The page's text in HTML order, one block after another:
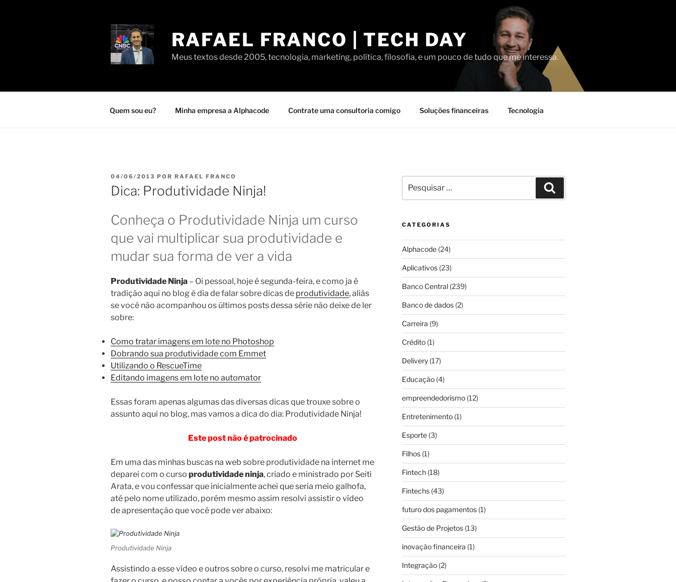
RAFAEL FRANCO | TECH DAY
Meus textos desde 2005, tecnologia, marketing, política, filosofia, e um pouco de tudo que me interessa.
Quem sou eu? Minha empresa a Alphacode Contrate uma consultoria comigo Soluções financeiras Tecnologia
PUBLICADO
EM
04/06/2013 POR RAFAEL FRANCO
Dica: Produtividade Ninja!
Conheça o Produtividade Ninja um curso
que vai multiplicar sua produtividade e
mudar sua forma de ver a vida
Produtividade Ninja – Oi pessoal, hoje é segunda-feira, e como ja é
tradição aqui no blog é dia de falar sobre dicas de produtividade, aliás
se você não acompanhou os últimos posts dessa série não deixe de ler
sobre:
Como tratar imagens em lote no Photoshop
Dobrando sua produtividade com Emmet
Utilizando o RescueTime
Editando imagens em lote no automator
Essas foram apenas algumas das diversas dicas que trouxe sobre o
assunto aqui no blog, mas vamos a dica do dia: Produtividade Ninja!
Este post não é patrocinado
Em uma das minhas buscas na web sobre produtividade na internet me
deparei com o curso produtividade ninja, criado e ministrado por Seiti
Arata, e vou confessar que inicialmente achei que seria meio galhofa,
até pelo nome utilizado, porém mesmo assim resolvi assistir o vídeo
de apresentação que você pode ver abaixo:
Produtividade Ninja
Assistindo a esse vídeo e outros sobre o curso, resolvi me matricular e
por:
CATEGORIAS
Alphacode(24)
Aplicativos(23)
Banco Central(239)
Banco de dados(2)
Carreira (9)
Crédito(1)
Delivery(17)
Educação(4)
empreendedorismo(12)
Entretenimento(1)
Esporte(3)
Filhos(1)
Fintech(18)
Fintechs(43)
futuro dos pagamentos(1)
Gestão de Projetos(13)
inovação financeira (1)
Integração(2)